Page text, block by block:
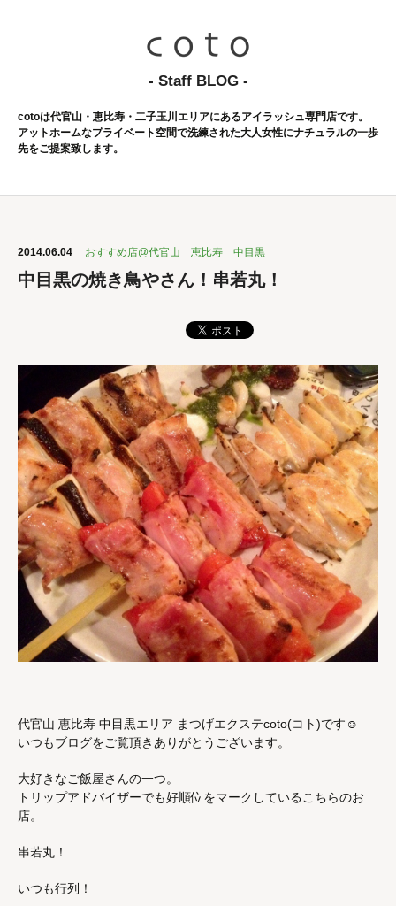
- Staff BLOG -
cotoは代官山・恵比寿・二子玉川エリアにあるアイラッシュ専門店です。
アットホームなプライベート空間で洗練された大人女性にナチュラルの一歩
先をご提案致します。
2014.06.04 おすすめ店@代官山 恵比寿 中目黒
中目黒の焼き鳥やさん！串若丸！
代官山 恵比寿 中目黒エリア まつげエクステcoto(コト)です☺︎
いつもブログをご覧頂きありがとうございます。
大好きなご飯屋さんの一つ。
トリップアドバイザーでも好順位をマークしているこちらのお
店。
串若丸！
いつも行列！